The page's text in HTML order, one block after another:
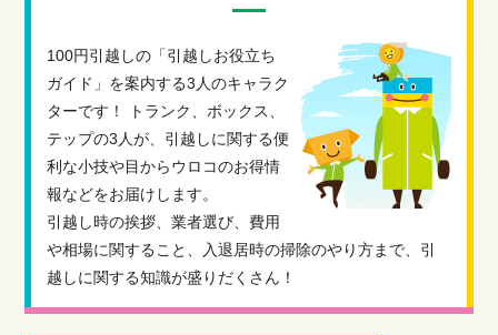
100円引越しの「引越しお役立ち
ガイド」を案内する3人のキャラク
ターです！ トランク、ボックス、
テップの3人が、引越しに関する便
利な小技や目からウロコのお得情
報などをお届けします。
引越し時の挨拶、業者選び、費用
や相場に関すること、入退居時の掃除のやり方まで、引
越しに関する知識が盛りだくさん！